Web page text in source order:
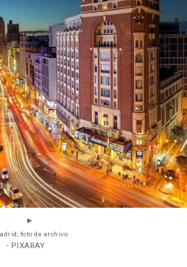
foto de archivo
- PIXABAY